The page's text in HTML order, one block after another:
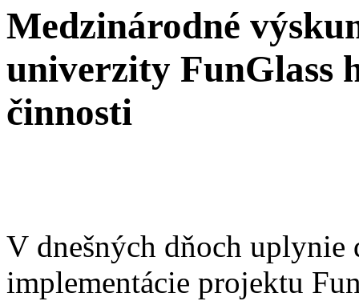
Medzinárodné
univerzity FunGlass
činnosti
V dnešných dňoch uplynie
implementácie projektu